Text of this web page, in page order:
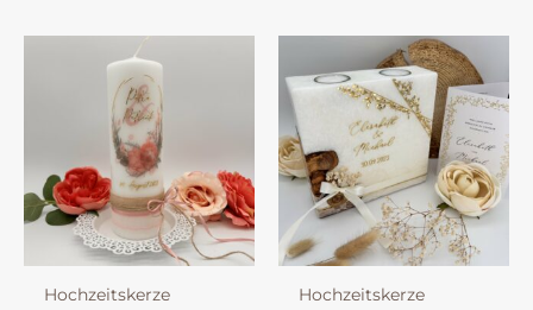
Hochzeitskerze
Hochzeitskerze